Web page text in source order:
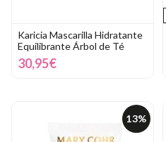
Karicia Mascarilla Hidratante
Equilibrante Árbol de Té
30,95€
13%